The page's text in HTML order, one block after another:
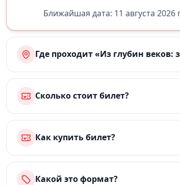
Ближайшая дата: 11 августа 2026
Где проходит «Из глубин
Сколько стоит билет?
Как купить билет?
Какой это формат?